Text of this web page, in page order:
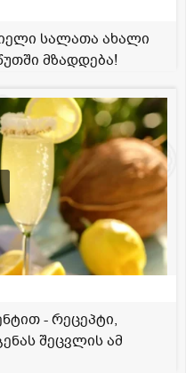
სალათა ახალი
მზადდება!
- რეცეპტი,
შეცვლის ამ